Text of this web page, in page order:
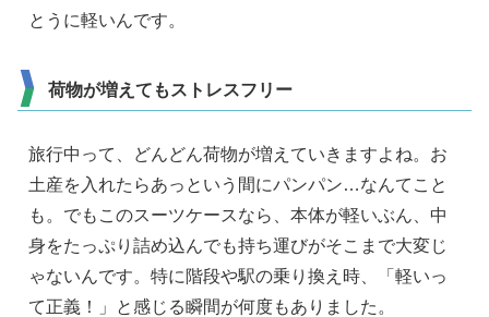
とうに軽いんです。
荷物が増えてもストレスフリー
旅行中って、どんどん荷物が増えていきますよね。お
土産を入れたらあっという間にパンパン…なんてこと
も。でもこのスーツケースなら、本体が軽いぶん、中
身をたっぷり詰め込んでも持ち運びがそこまで大変じ
ゃないんです。特に階段や駅の乗り換え時、「軽いっ
て正義！」と感じる瞬間が何度もありました。